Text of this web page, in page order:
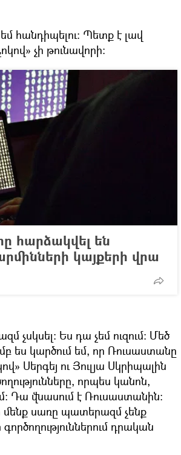
հանդիպելու։ Պետք է լավ
չի թունավորի։
հարձակվել են
կայքերի վրա
Ես դա չեմ ուզում։ Մեծ
ես կարծում եմ, որ Ռուսաստանը
Սերգեյ ու Յուլյա Սկրիպալին
որպես կանոն,
Դա վնասում է Ռուսաստանին։
մենք սառը պատերազմ չենք
դրական